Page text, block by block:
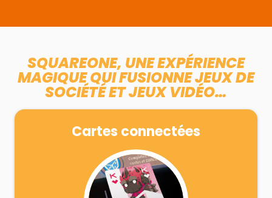
SQUAREONE, UNE EXPÉRIENCE
MAGIQUE QUI FUSIONNE JEUX DE
SOCIÉTÉ ET JEUX VIDÉO…
Cartes connectées